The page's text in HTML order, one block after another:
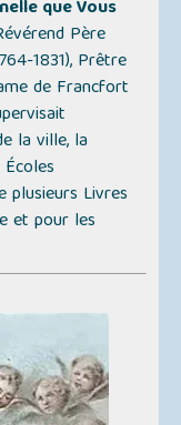
que Vous
Père
1831), Prêtre
de Francfort
la ville, la
plusieurs Livres
et pour les